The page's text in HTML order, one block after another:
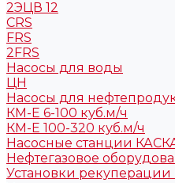
2ЭЦВ 12
CRS
FRS
2FRS
Насосы для воды
ЦН
Насосы для
КМ-Е 6-100 куб.м/ч
КМ-Е 100-320 куб.м/ч
Насосные станции
Нефтегазовое
Установки рекуперации